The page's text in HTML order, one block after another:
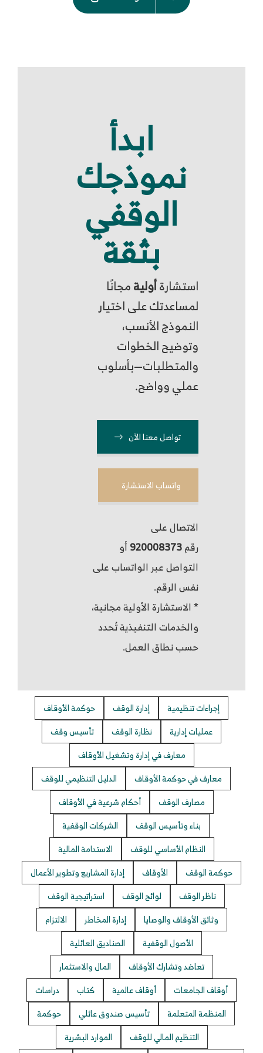
ابدأ
نموذجك
الوقفي
بثقة
استشارةأوليةمجانًا
لمساعدتك على اختيار
النموذج الأنسب،
وتوضيح الخطوات
والمتطلبات—بأسلوب
عملي وواضح.
تواصل معنا الآن
واتساب الاستشارة
الاتصال على
رقم920008373 أو
التواصل عبر الواتساب على
نفس الرقم.
* الاستشارة الأولية مجانية،
والخدمات التنفيذية تُحدد
حسب نطاق العمل.
إجراءات تنظيمية إدارة الوقف
حوكمة الأوقاف
عمليات إدارية
نظارة الوقف
تأسيس وقف
معارف في إدارة وتشغيل الأوقاف
معارف في حوكمة الأوقاف
الدليل التنظيمي للوقف
مصارف الوقف
أحكام شرعية في الأوقاف
بناء وتأسيس الوقف
الشركات الوقفية
النظام الأساسي للوقف
الاستدامة المالية
حوكمة الوقف
الأوقاف
إدارة المشاريع وتطوير الأعمال
ناظر الوقف
لوائح الوقف
استراتيجية الوقف
وثائق الأوقاف والوصايا
إدارة المخاطر
الالتزام
الأصول الوقفية
الصناديق العائلية
تعاضد وتشارك الأوقاف
المال والاستثمار
أوقاف الجامعات
أوقاف عالمية كتاب
دراسات
المنظمة المتعلمة
تأسيس صندوق عائلي
حوكمة
التنظيم المالي للوقف
الموارد البشرية